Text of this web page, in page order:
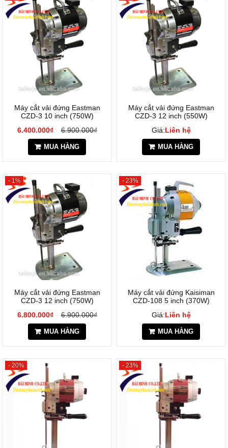
Máy cắt vải đứng Eastman
CZD-3 10 inch (750W)
6.400.000₫
6.900.000₫
MUA HÀNG
Máy cắt vải đứng Eastman
CZD-3 12 inch (550W)
Giá:Liên hệ
MUA HÀNG
- 1%
Máy cắt vải đứng Eastman
CZD-3 12 inch (750W)
6.800.000₫
6.900.000₫
MUA HÀNG
- 23%
Máy cắt vải đứng Kaisiman
CZD-108 5 inch (370W)
Giá:Liên hệ
MUA HÀNG
- 20% - 23%